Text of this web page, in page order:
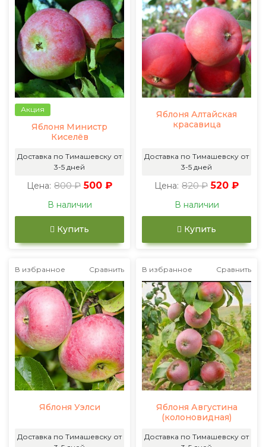
Акция
Яблоня Министр
Киселёв
Доставка по Тимашевску от
3-5 дней
Цена: 800 ₽ 500 ₽
В наличии
Купить
Яблоня Алтайская
красавица
Доставка по Тимашевску от
3-5 дней
Цена: 820 ₽ 520 ₽
В наличии
Купить
В избранное Сравнить
Яблоня Уэлси
Доставка по Тимашевску от
В избранное Сравнить
Яблоня Августина
(колоновидная)
Доставка по Тимашевску от